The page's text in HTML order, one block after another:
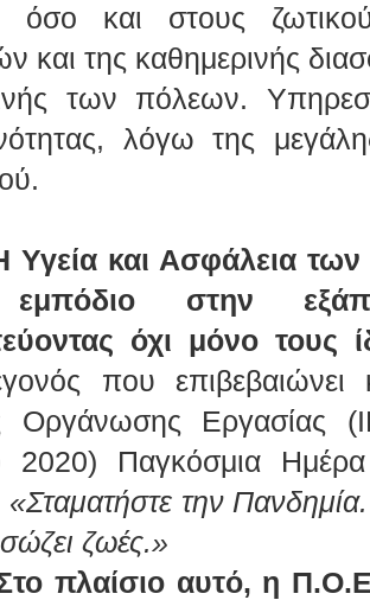
όσο και στους
και της καθημερινής
των πόλεων.
λόγω της
και Ασφάλεια των
στην
όχι μόνο τους
που
Οργάνωσης Εργασίας (
2020) Παγκόσμια
«Σταματήστε την
ζωές.»
αυτό, η Π.Ο.Ε.-